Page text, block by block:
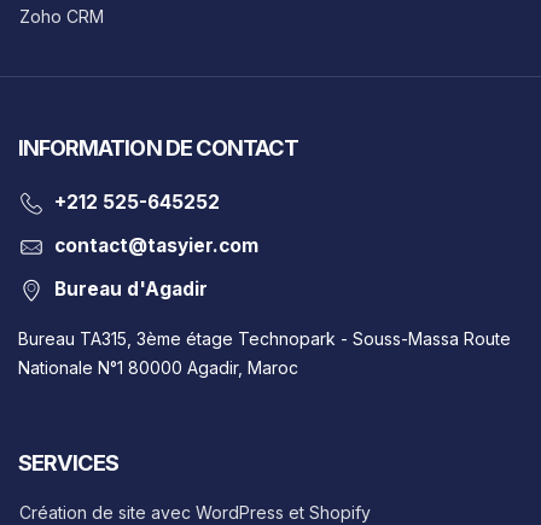
Zoho CRM
INFORMATION DE CONTACT
‎+212 525-645252
contact@tasyier.com
Bureau d'Agadir
Bureau TA315, 3ème étage Technopark - Souss-Massa Route
Nationale N°1 80000 Agadir, Maroc
SERVICES
Création de site avec WordPress et Shopify